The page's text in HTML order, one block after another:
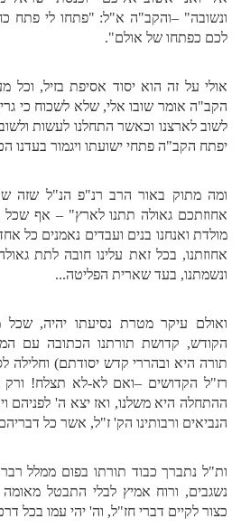
ונשובה" –והקב"ה א"ל: "פתחו לי פתח
לכם כפתחו של אולם".
אולי על זה הוא יסוד אסיפת בזיל, וכל
הקב"ה אומר שובו אלי, שלא לשכוח כי
לשוב לארצנו וכאשר התחלנו לעשות
יפתח הקב"ה פתחי ישועתו ויגמור בעדנו
ומה מתוק באור הרב רנ"פ הנ"ל שזה
אחוזתכם גאולה תתנו לארץ" – אף
מולדת ואנחנו בנים ועבדים נאמנים כל
אחוזתנו, בכל זאת עלינו חובה לתת
ונשמתנו, בעד שארית הפליטה...
ואולם עיקר מטרת נסיעתו יהיה,
הקודש, קדושת תורתנו הכתובה עם
תורה היא ובהררי קדש יסודתם) וחלילה
רז"ל הקדושים –ואם לא-לא תצלח!
ההתחלה היא משלנו, ואז יצא ה' לפניהם
הנביאים ורבותינו הק' ז"ל, אשר כל
ות"ל נתברך כבוד תורתו בפום ממלל
נשגבים, ורוח אמיץ לבלי התבטל
כצור לקיים דברי חז"ל, וה' יהי עמו בכל